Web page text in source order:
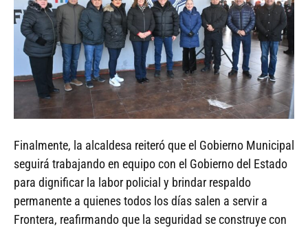
Finalmente, la alcaldesa reiteró que el Gobierno Municipal
seguirá trabajando en equipo con el Gobierno del Estado
para dignificar la labor policial y brindar respaldo
permanente a quienes todos los días salen a servir a
Frontera, reafirmando que la seguridad se construye con